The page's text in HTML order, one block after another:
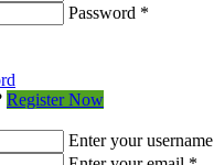
Password *
Register Now
Enter your username